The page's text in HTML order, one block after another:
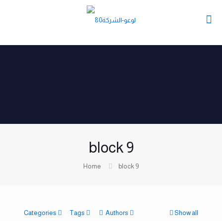
block 9
Home block 9
Categories Tags Authors Show all